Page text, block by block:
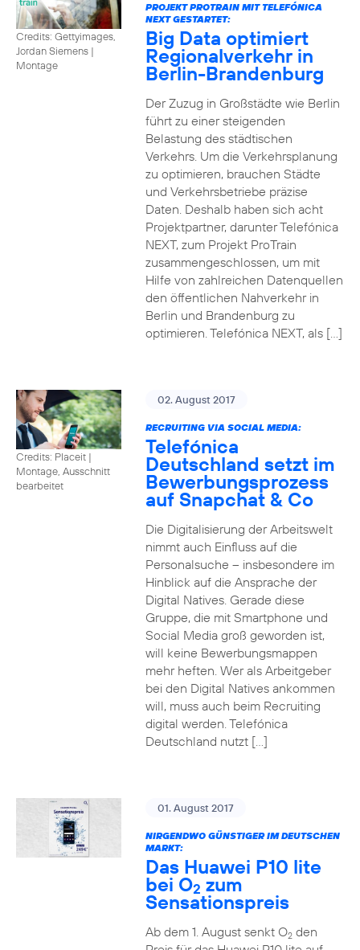
Credits: Gettyimages,
Jordan Siemens |
Montage
PROJEKT PROTRAIN MIT TELEFÓNICA
NEXT GESTARTET:
Big Data optimiert
Regionalverkehr in
Berlin-Brandenburg
Der Zuzug in Großstädte wie Berlin
führt zu einer steigenden
Belastung des städtischen
Verkehrs. Um die Verkehrsplanung
zu optimieren, brauchen Städte
und Verkehrsbetriebe präzise
Daten. Deshalb haben sich acht
Projektpartner, darunter Telefónica
NEXT, zum Projekt ProTrain
zusammengeschlossen, um mit
Hilfe von zahlreichen Datenquellen
den öffentlichen Nahverkehr in
Berlin und Brandenburg zu
optimieren. Telefónica NEXT, als […]
Credits: Placeit |
Montage, Ausschnitt
bearbeitet
02. August 2017
RECRUITING VIA SOCIAL MEDIA:
Telefónica
Deutschland setzt im
Bewerbungsprozess
auf Snapchat & Co
Die Digitalisierung der Arbeitswelt
nimmt auch Einfluss auf die
Personalsuche – insbesondere im
Hinblick auf die Ansprache der
Digital Natives. Gerade diese
Gruppe, die mit Smartphone und
Social Media groß geworden ist,
will keine Bewerbungsmappen
mehr heften. Wer als Arbeitgeber
bei den Digital Natives ankommen
will, muss auch beim Recruiting
digital werden. Telefónica
Deutschland nutzt […]
01. August 2017
NIRGENDWO GÜNSTIGER IM DEUTSCHEN
MARKT:
Das Huawei P10 lite
bei O2 zum
Sensationspreis
Ab dem 1. August senkt O2den